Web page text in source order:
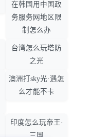
在韩国用中国政
务服务网地区限
制怎么办
台湾怎么玩塔防
之光
澳洲打sky光·遇怎
么才能不卡
印度怎么玩帝王·
三国